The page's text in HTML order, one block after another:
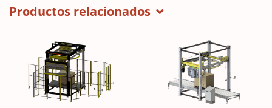
Productos relacionados